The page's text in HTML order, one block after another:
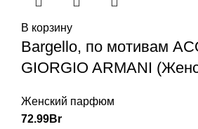
В корзину
Bargello, по мотивам
GIORGIO ARMANI
Женский парфюм
72.99Br